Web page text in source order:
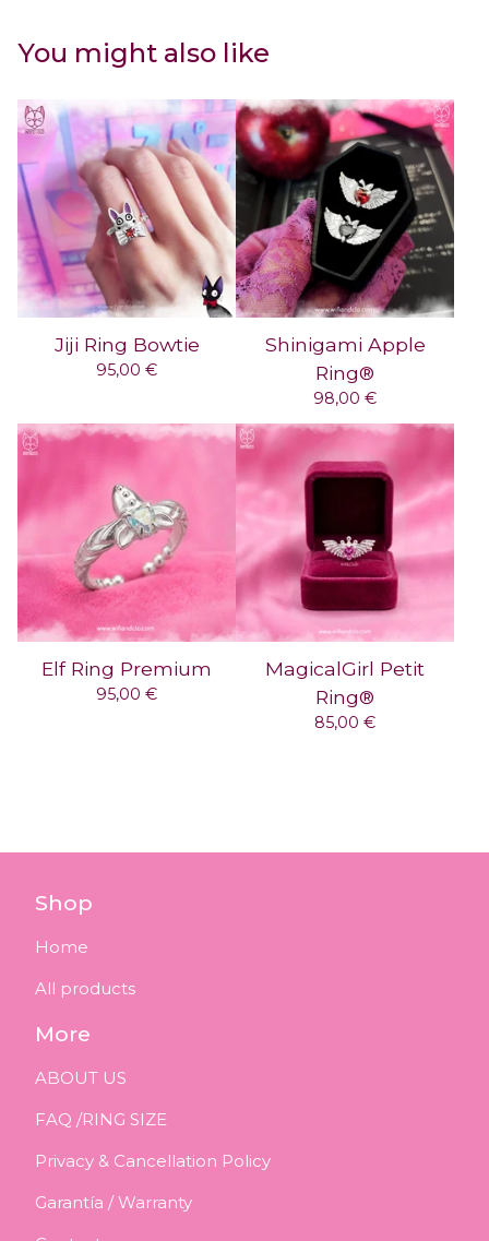
You might also like
Jiji Ring Bowtie
95,00 €
Shinigami Apple
Ring®
98,00 €
Elf Ring Premium
95,00 €
MagicalGirl Petit
Ring®
85,00 €
Shop
Home
All products
More
ABOUT US
FAQ /RING SIZE
Privacy & Cancellation Policy
Garantía / Warranty